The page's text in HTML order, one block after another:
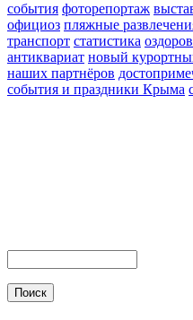
события фоторепортаж
официоз пляжные
транспорт статистика
антиквариат новый
наших партнёров
события и праздники Крыма